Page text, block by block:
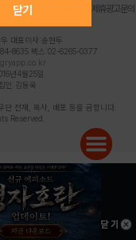
닫기
불법촬영물 신고센터 제휴광고문의
대표이사:송현두
8635 팩스:02-6265-0377
년4월25일
인:김동욱
단 전재, 복사, 배포 등을 금합니다.
Reserved.